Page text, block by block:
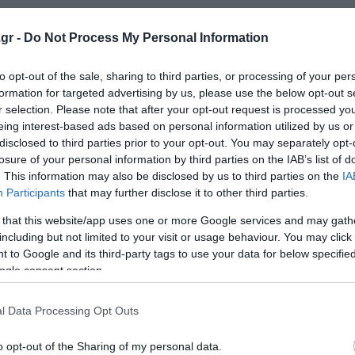
- Do Not Process My Personal Information
opt-out of the sale, sharing to third parties, or processing of your
for targeted advertising by us, please use the below opt-out
selection. Please note that after your opt-out request is processed
interest-based ads based on personal information utilized by us
to third parties prior to your opt-out. You may separately
of your personal information by third parties on the IAB’s list of
This information may also be disclosed by us to third parties on the
Participants that may further disclose it to other third parties.
that this website/app uses one or more Google services and may
but not limited to your visit or usage behaviour. You may
to Google and its third-party tags to use your data for below
consent section.
Data Processing Opt Outs
opt-out of the Sharing of my personal data.
βασικούς υποστηρικτές της χαλάρωσης των
και φυσικού αερίου αυξάνει τις πιέσεις στην
το πρώτο τρίμηνο του έτους, η Ρώμη αναγκάστηκε
αυξήσεων στην ενέργεια. Το 2025 η ιταλική
ιδιωτική κατανάλωση και τις επενδύσεις που
σε συνδυασμό με τον πόλεμο στο Ιράν και τη
προσπάθεια επιτάχυνσης της ανάπτυξης.
σε σχέση με το προηγούμενο, ελαφρώς υψηλότερα
για να περιορίσει τις συνέπειες της
πολιτική που παρατείνεται όσο συνεχίζεται η